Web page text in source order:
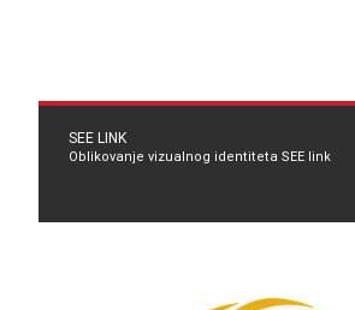
SEE LINK
Oblikovanje vizualnog identiteta SEE link